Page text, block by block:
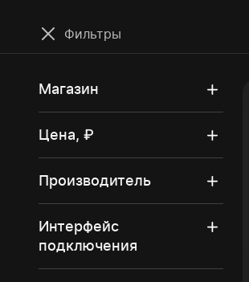
Фильтры
Магазин
Цена, ₽
Производитель
Интерфейс
подключения